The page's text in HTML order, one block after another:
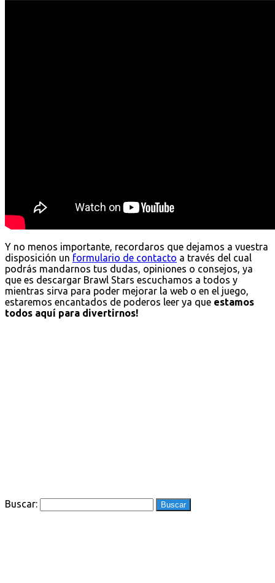
Y no menos importante, recordaros que dejamos a vuestra
disposición un formulario de contacto a través del cual
podrás mandarnos tus dudas, opiniones o consejos, ya
que es descargar Brawl Stars escuchamos a todos y
mientras sirva para poder mejorar la web o en el juego,
estaremos encantados de poderos leer ya que estamos
todos aquí para divertirnos!
Buscar: